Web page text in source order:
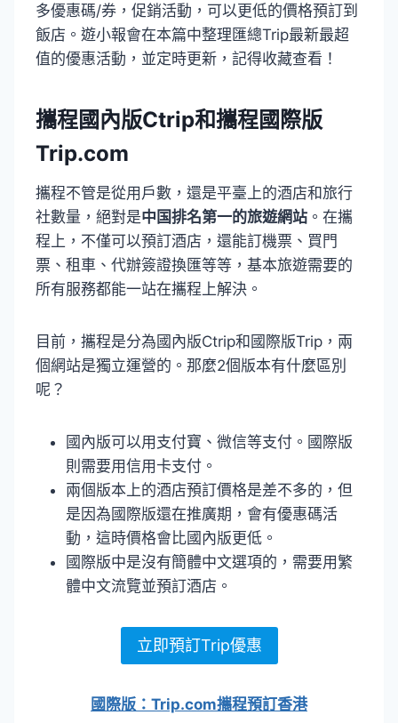
多優惠碼/券，促銷活動，可以更低的價格預訂到
飯店。遊小報會在本篇中整理匯總Trip最新最超
值的優惠活動，並定時更新，記得收藏查看！
攜程國內版Ctrip和攜程國際版
Trip.com
攜程不管是從用戶數，還是平臺上的酒店和旅行
社數量，絕對是中国排名第一的旅遊網站 。在攜
程上，不僅可以預訂酒店，還能訂機票、買門
票、租車、代辦簽證換匯等等，基本旅遊需要的
所有服務都能一站在攜程上解決。
目前，攜程是分為國內版Ctrip和國際版Trip，兩
個網站是獨立運營的。那麼2個版本有什麼區別
呢？
國內版可以用支付寶、微信等支付。國際版
則需要用信用卡支付。
兩個版本上的酒店預訂價格是差不多的，但
是因為國際版還在推廣期，會有優惠碼活
動，這時價格會比國內版更低。
國際版中是沒有簡體中文選項的，需要用繁
體中文流覽並預訂酒店。
立即預訂Trip優惠
國際版： Trip.com攜程預訂香港